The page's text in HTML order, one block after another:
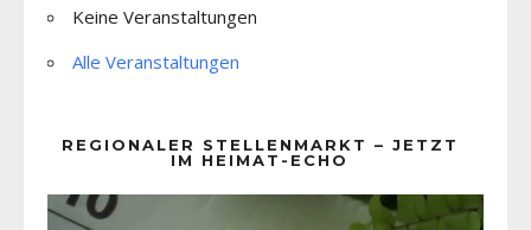
Keine Veranstaltungen
Alle Veranstaltungen
REGIONALER STELLENMARKT – JETZT
IM HEIMAT-ECHO